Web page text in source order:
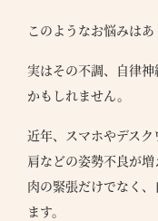
このようなお悩みはあ
実はその不調、自律
かもしれません。
近年、スマホやデス
肩などの姿勢不良が
肉の緊張だけでなく
ます。